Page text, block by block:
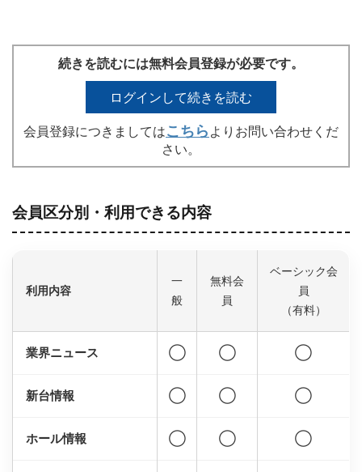
続きを読むには無料会員登録が必要です。
ログインして続きを読む
会員登録につきましてはこちら よりお問い合わせくだ
さい。
会員区分別・利用できる内容
利用内容
一
般
無料会
員
ベーシック会
員
（有料）
業界ニュース ◯ ◯ ◯
新台情報 ◯ ◯ ◯
ホール情報 ◯ ◯ ◯